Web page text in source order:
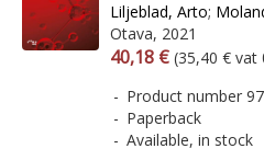
Liljeblad, Arto;
Otava, 2021
Arvonlisäverollinen
40,18 € Excl. vat
(35,40 € vat
Product number
Paperback
Available, in stock